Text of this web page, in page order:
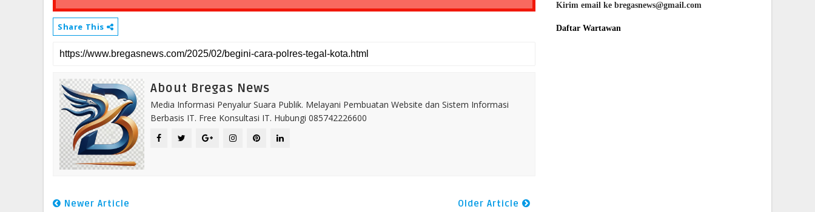
Share This
About Bregas News
Media Informasi Penyalur Suara Publik. Melayani Pembuatan Website dan Sistem Informasi
Berbasis IT. Free Konsultasi IT. Hubungi 085742226600
Newer Article Older Article
Kirim email ke bregasnews@gmail.com
Daftar Wartawan